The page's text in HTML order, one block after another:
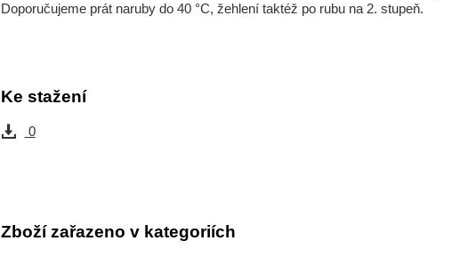
Doporučujeme prát naruby do 40 °C, žehlení taktéž po rubu na 2. stupeň.
Ke stažení
0
Zboží zařazeno v kategoriích